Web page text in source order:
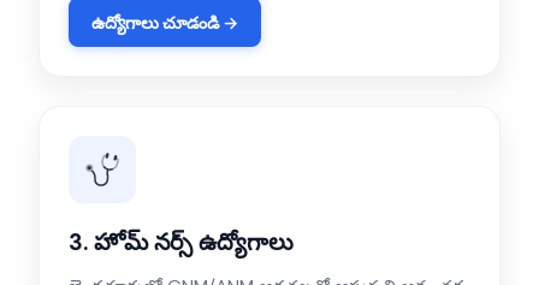
ఉద్యోగాలు చూడండి →
3. హోమ్ నర్స్ ఉద్యోగాలు